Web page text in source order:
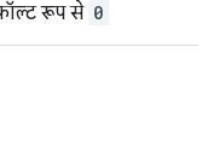
रूप से 0